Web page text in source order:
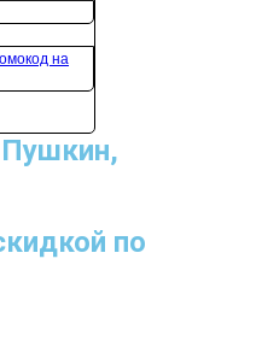
на
Пушкин,
по